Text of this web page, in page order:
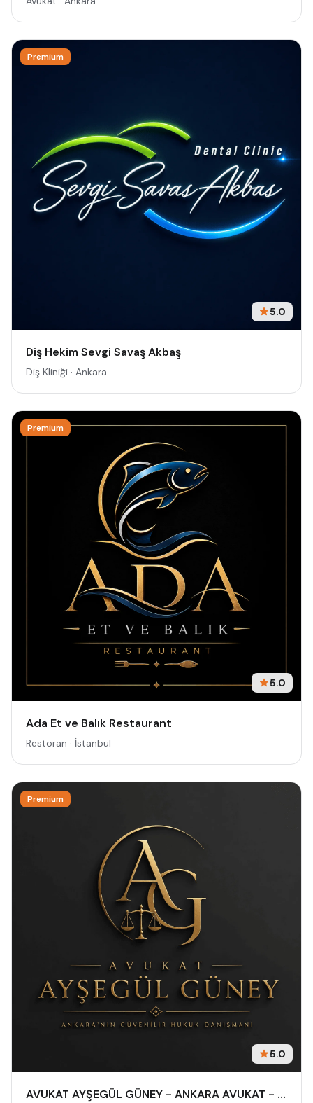
Premium
5.0
Diş Hekim Sevgi Savaş Akbaş
Diş Kliniği · Ankara
Premium
5.0
Ada Et ve Balık Restaurant
Restoran · İstanbul
Premium
5.0
AVUKAT AYŞEGÜL GÜNEY - ANKARA AVUKAT - CEZA AVUKATI - BOŞANMA AVUKATI - TAZMİNAT AVUKATI